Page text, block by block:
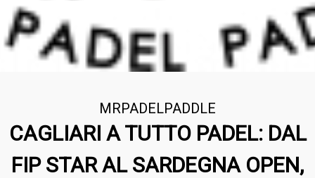
MRPADELPADDLE
CAGLIARI A TUTTO PADEL: DAL
FIP STAR AL SARDEGNA OPEN,